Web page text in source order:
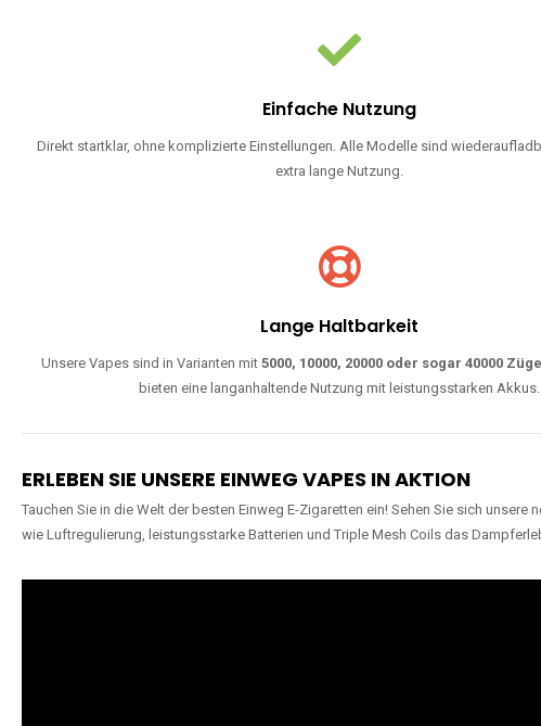
Einfache Nutzung
Direkt startklar, ohne komplizierte Einstellungen. Alle Modelle sind
extra lange Nutzung.
Lange Haltbarkeit
Unsere Vapes sind in Varianten mit5000, 10000, 20000 oder sogar 40000
bieten eine langanhaltende Nutzung mit leistungsstarken Akkus.
ERLEBEN SIE UNSERE EINWEG VAPES IN AKTION
Tauchen Sie in die Welt der besten Einweg E-Zigaretten ein! Sehen Sie sich unsere
wie Luftregulierung, leistungsstarke Batterien und Triple Mesh Coils das